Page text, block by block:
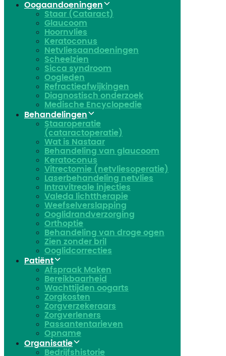
Oogaandoeningen
Staar (Cataract)
Glaucoom
Hoornvlies
Keratoconus
Netvliesaandoeningen
Scheelzien
Sicca syndroom
Oogleden
Refractieafwijkingen
Diagnostisch onderzoek
Medische Encyclopedie
Behandelingen
Staaroperatie
(cataractoperatie)
Wat is Nastaar
Behandeling van glaucoom
Keratoconus​
Vitrectomie (netvliesoperatie)
Laserbehandeling netvlies
Intravitreale injecties
Valeda lichttherapie
Weefselverslapping
Ooglidrandverzorging
Orthoptie
Behandeling van droge ogen
Zien zonder bril
Ooglidcorrecties
Patiënt
Afspraak Maken
Bereikbaarheid
Wachttijden oogarts
Zorgkosten
Zorgverzekeraars
Zorgverleners
Passantentarieven
Opname
Organisatie
Bedrijfshistorie